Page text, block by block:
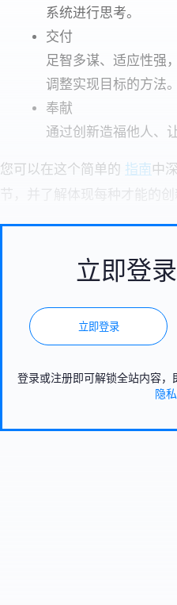
系统进行思考。
交付
足智多谋、适应性强
调整实现目标的方法。
奉献
通过创新造福他人、
您可以在这个简单的 指南中
节，并了解体现每种才能的创
立即登
立即登录
登录或注册即可解锁全站内容，
隐